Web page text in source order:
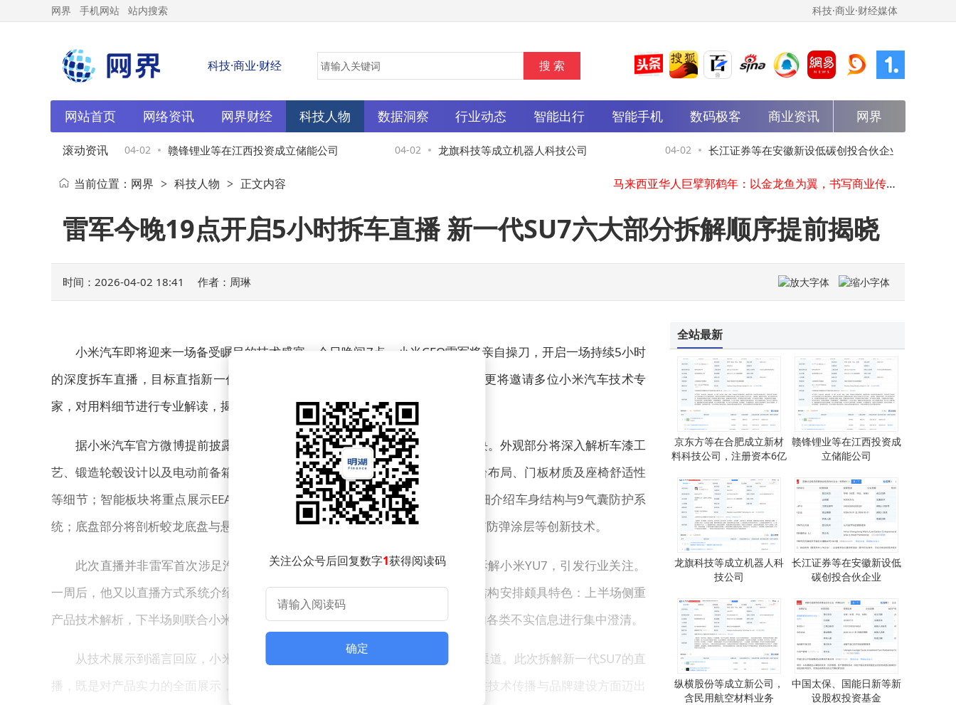
网界 手机网站 站内搜索 科技·商业·财经媒体
科技·商业·财经
网站首页 网络资讯 网界财经 科技人物 数据洞察 行业动态 智能出行 智能手机 数码极客 商业资讯 网界
滚动资讯
科技公司，注册 04-02 赣锋锂业等在江西投资成立储能公司 04-02 龙旗科技等成立机器人科技公司 04-02 长江证券等在安徽新设低碳创投合伙企业
武汉萝卜快跑系统故障致车辆熄火，乘客高架滞留数小时等救援
劳合社中国高层变动：董事长总经理离任 副总经理沈孚人暂掌大局
阿里再推新模型！Qwen3.6-Plus国产编程实力派，工业可用性拉满
三星Galaxy Buds4 Pro：音质降噪双升级，臻品认证打造沉浸聆听体验
马来西亚华人巨擘郭鹤年：以金龙鱼为翼，书写商业传奇与家国情怀
劳合社中国高层变动：董事长总经理离任 副总经理沈孚人暂掌大局
当前位置： 网界 > 科技人物 > 正文内容
雷军今晚19点开启5小时拆车直播 新一代SU7六大部分拆解顺序提前揭晓
时间：2026-04-02 18:41 作者：周琳
小米汽车即将迎来一场备受瞩目的技术盛宴。今日晚间7点，小米CEO雷军将亲自操刀，开启一场持续5小时
的深度拆车直播，目标直指新一代SU7。这场直播不仅将全方位展示车辆构造，更将邀请多位小米汽车技术专
家，对用料细节进行专业解读，揭秘更多未在发布会上公开的产品亮点。
据小米汽车官方微博提前披露的拆车流程显示，本次直播将分为六大核心板块。外观部分将深入解析车漆工
艺、锻造轮毂设计以及电动前备箱的实用功能；内饰环节则聚焦座舱生态、中控台布局、门板材质及座椅舒适性
等细节；智能板块将重点展示EEA架构与辅助驾驶硬件的先进性；安全方面会详细介绍车身结构与9气囊防护系
统；底盘部分将剖析蛟龙底盘与悬架调校技术；电池包环节则会解读热安全管理与防弹涂层等创新技术。
此次直播并非雷军首次涉足汽车拆解领域。今年1月初，他曾通过直播形式拆解小米YU7，引发行业关注。
一周后，他又以直播方式系统介绍了新一代SU7的技术特性。回顾前两场直播，结构安排颇具特色：上半场侧重
产品技术解析，下半场则联合小米集团新任公关部总经理徐洁云，针对网络流传的各类不实信息进行集中澄清。
从技术展示到谣言回应，小米汽车正通过多元化的直播形式构建透明化沟通渠道。此次拆解新一代SU7的直
播，既是对产品实力的全面展示，也是对公众关切的直接回应，标志着小米汽车在技术传播与品牌建设方面迈出
关注公众号后回复数字1获得阅读码
确定
全站最新
京东方等在合肥成立新材
料科技公司，注册资本6亿
赣锋锂业等在江西投资成
立储能公司
龙旗科技等成立机器人科
技公司
长江证券等在安徽新设低
碳创投合伙企业
纵横股份等成立新公司，
含民用航空材料业务
中国太保、国能日新等新
设股权投资基金